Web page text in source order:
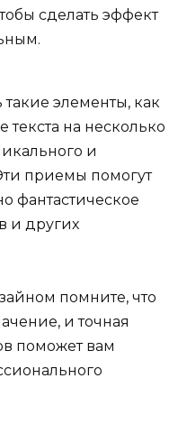
сделать эффект
элементы, как
на несколько
и
приемы помогут
фантастическое
и других
помните, что
и точная
поможет вам